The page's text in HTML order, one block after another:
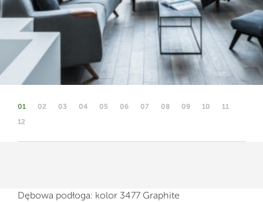
01 02 03 04 05 06 07 08 09 10
11
12
Dębowa podłoga: kolor 3477 Graphite